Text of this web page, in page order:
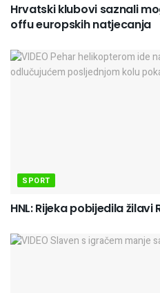
Hrvatski klubovi saznali
offu europskih natjecanja
SPORT
HNL: Rijeka pobijedila žilavi